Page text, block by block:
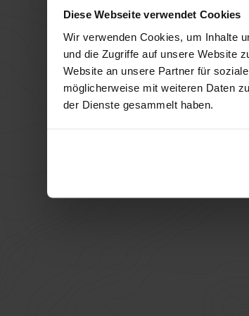
Diese Webseite verwendet Cookies
Wir verwenden Cookies, um Inhalte
und die Zugriffe auf unsere Website
Website an unsere Partner für
möglicherweise mit weiteren Daten
der Dienste gesammelt haben.